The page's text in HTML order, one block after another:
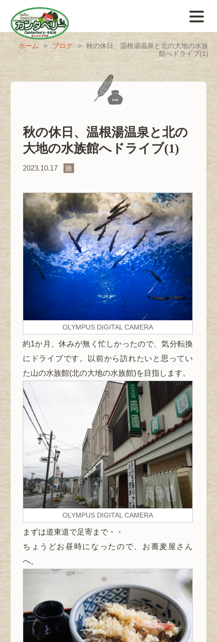
ホーム > ブログ >
秋の休日、温根湯温泉と北の大地の水族
館へドライブ(1)
秋の休日、温根湯温泉と北の
大地の水族館へドライブ(1)
2023.10.17 旅
OLYMPUS DIGITAL CAMERA
約1か月、休みが無く忙しかったので、気分転換
にドライブです。以前から訪れたいと思ってい
た山の水族館(北の大地の水族館)を目指します。
OLYMPUS DIGITAL CAMERA
まずは道東道で足寄まで・・
ちょうどお昼時になったので、お蕎麦屋さん
へ。